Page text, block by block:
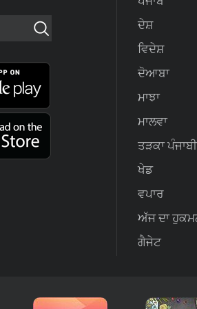
ਦੇਸ਼
ਵਿਦੇਸ਼
ਦੋਆਬਾ
ਮਾਝਾ
ਮਾਲਵਾ
ਤੜਕਾ ਪੰਜਾਬੀ
ਖੇਡ
ਵਪਾਰ
ਅੱਜ ਦਾ
ਗੈਜੇਟ